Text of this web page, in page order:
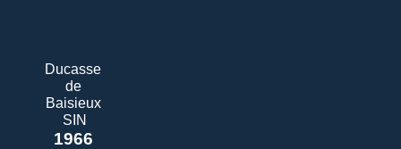
Ducasse
de
Baisieux
SIN
1966